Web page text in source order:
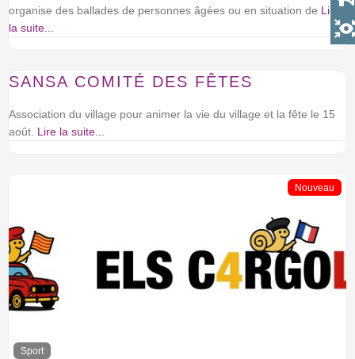
organise des ballades de personnes âgées ou en situation de Lire
la suite...
SANSA COMITÉ DES FÊTES
Association du village pour animer la vie du village et la fête le 15
août. Lire la suite...
Nouveau
Sport